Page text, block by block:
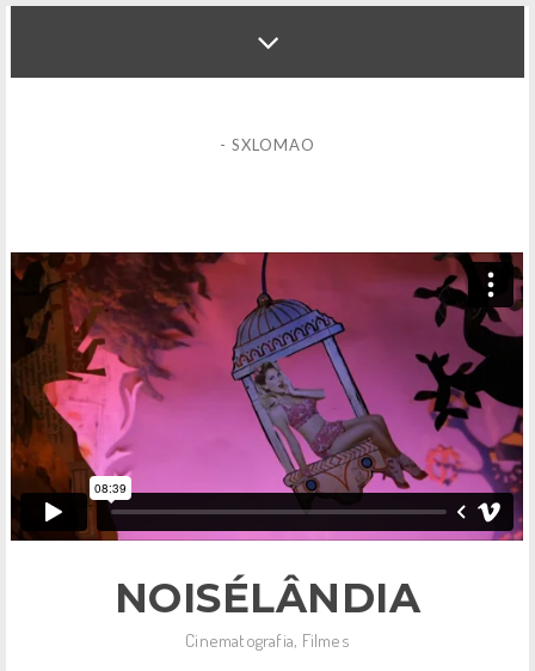
- SXLOMAO
NOISÉLÂNDIA
Cinematografia, Filmes